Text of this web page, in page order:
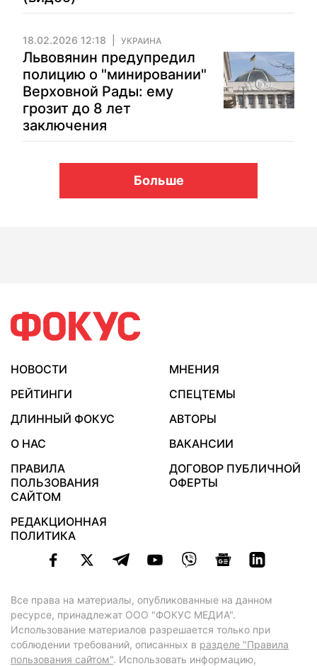
18.02.2026 12:18 УКРАИНА
Львовянин предупредил
полицию о "минировании"
Верховной Рады: ему
грозит до 8 лет
заключения
Больше
НОВОСТИ
МНЕНИЯ
РЕЙТИНГИ
СПЕЦТЕМЫ
ДЛИННЫЙ ФОКУС
АВТОРЫ
О НАС
ВАКАНСИИ
ПРАВИЛА
ПОЛЬЗОВАНИЯ
САЙТОМ
ДОГОВОР ПУБЛИЧНОЙ
ОФЕРТЫ
РЕДАКЦИОННАЯ
ПОЛИТИКА
Все права на материалы, опубликованные на данном
ресурсе, принадлежат ООО "ФОКУС МЕДИА".
Использование материалов разрешается только при
соблюдении требований, описанных в разделе "Правила
пользования сайтом". Использовать информацию,